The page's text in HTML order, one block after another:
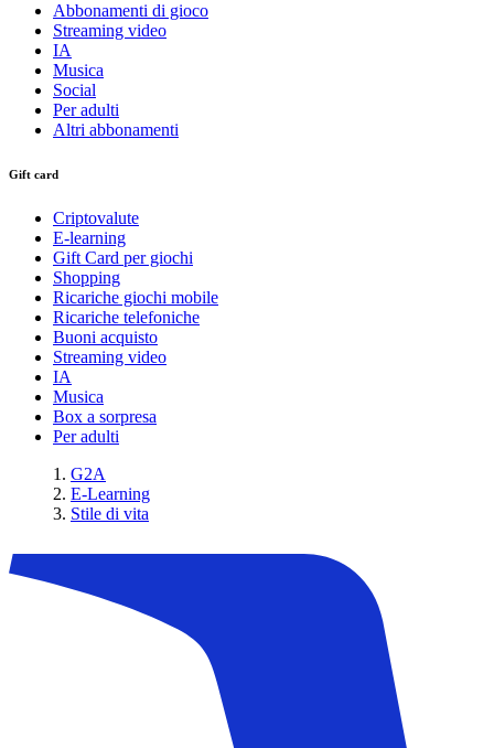
Abbonamenti di gioco
Streaming video
IA
Musica
Social
Per adulti
Altri abbonamenti
Gift card
Criptovalute
E-learning
Gift Card per giochi
Shopping
Ricariche giochi mobile
Ricariche telefoniche
Buoni acquisto
Streaming video
IA
Musica
Box a sorpresa
Per adulti
G2A
E-Learning
Stile di vita